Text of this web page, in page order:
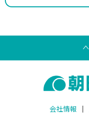
会社情報